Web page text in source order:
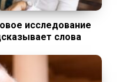
исследование
слова